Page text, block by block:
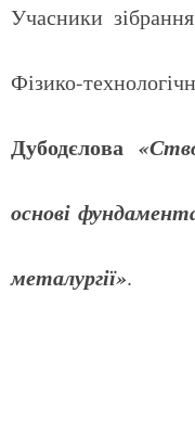
Учасники
Фізико-
Дубодєлова
основі
металургії».